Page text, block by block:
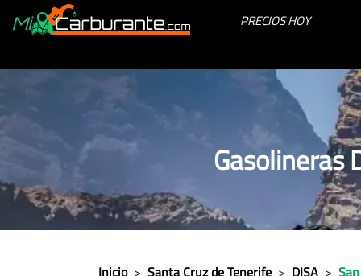
PRECIOS HOY
Gasolineras
Inicio > Santa Cruz de Tenerife > DISA >